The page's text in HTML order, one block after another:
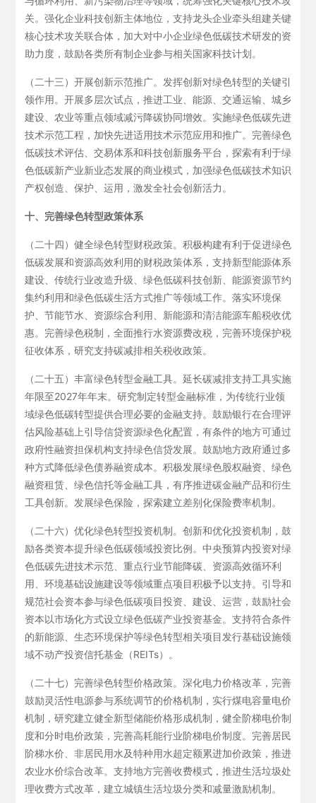
关。强化企业科技创新主体地位，支持龙头企业牵头组建关键
核心技术攻关联合体，加大对中小企业绿色低碳技术研发的资
助力度，鼓励各类所有制企业参与相关国家科技计划。
（二十三）开展创新示范推广。发挥创新对绿色转型的关键引
领作用。开展多层次试点，推进工业、能源、交通运输、城乡
建设、农业等重点领域减污降碳协同增效。实施绿色低碳先进
技术示范工程，加快先进适用技术示范应用和推广。完善绿色
低碳技术评估、交易体系和科技创新服务平台，探索有利于绿
色低碳新产业新业态发展的商业模式，加强绿色低碳技术知识
产权创造、保护、运用，激发全社会创新活力。
十、完善绿色转型政策体系
（二十四）健全绿色转型财税政策。积极构建有利于促进绿色
低碳发展和资源高效利用的财税政策体系，支持新型能源体系
建设、传统行业改造升级、绿色低碳科技创新、能源资源节约
集约利用和绿色低碳生活方式推广等领域工作。落实环境保
护、节能节水、资源综合利用、新能源和清洁能源车船税收优
惠。完善绿色税制，全面推行水资源费改税，完善环境保护税
征收体系，研究支持碳减排相关税收政策。
（二十五）丰富绿色转型金融工具。延长碳减排支持工具实施
年限至2027年年末。研究制定转型金融标准，为传统行业领
域绿色低碳转型提供合理必要的金融支持。鼓励银行在合理评
估风险基础上引导信贷资源绿色化配置，有条件的地方可通过
政府性融资担保机构支持绿色信贷发展。鼓励地方政府通过多
种方式降低绿色债券融资成本。积极发展绿色股权融资、绿色
融资租赁、绿色信托等金融工具，有序推进碳金融产品和衍生
工具创新。发展绿色保险，探索建立差别化保险费率机制。
（二十六）优化绿色转型投资机制。创新和优化投资机制，鼓
励各类资本提升绿色低碳领域投资比例。中央预算内投资对绿
色低碳先进技术示范、重点行业节能降碳、资源高效循环利
用、环境基础设施建设等领域重点项目积极予以支持。引导和
规范社会资本参与绿色低碳项目投资、建设、运营，鼓励社会
资本以市场化方式设立绿色低碳产业投资基金。支持符合条件
的新能源、生态环境保护等绿色转型相关项目发行基础设施领
域不动产投资信托基金（REITs）。
（二十七）完善绿色转型价格政策。深化电力价格改革，完善
鼓励灵活性电源参与系统调节的价格机制，实行煤电容量电价
机制，研究建立健全新型储能价格形成机制，健全阶梯电价制
度和分时电价政策，完善高耗能行业阶梯电价制度。完善居民
阶梯水价、非居民用水及特种用水超定额累进加价政策，推进
农业水价综合改革。支持地方完善收费模式，推进生活垃圾处
理收费方式改革，建立城镇生活垃圾分类和减量激励机制。